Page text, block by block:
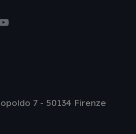
7 - 50134 Firenze